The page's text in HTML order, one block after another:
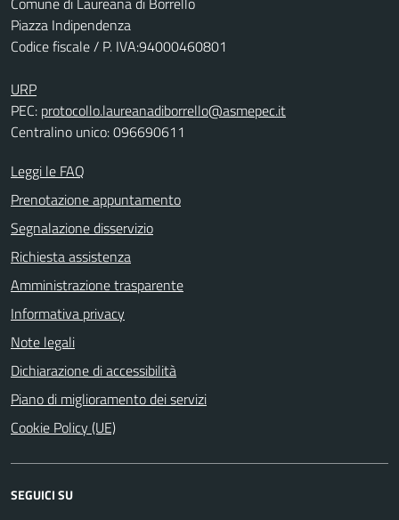
Piazza Indipendenza
Codice fiscale / P. IVA:94000460801
URP
PEC: protocollo.laureanadiborrello@asmepec.it
Centralino unico: 096690611
Leggi le FAQ
Prenotazione appuntamento
Segnalazione disservizio
Richiesta assistenza
Amministrazione trasparente
Informativa privacy
Note legali
Dichiarazione di accessibilità
Piano di miglioramento dei servizi
Cookie Policy (UE)
SEGUICI SU